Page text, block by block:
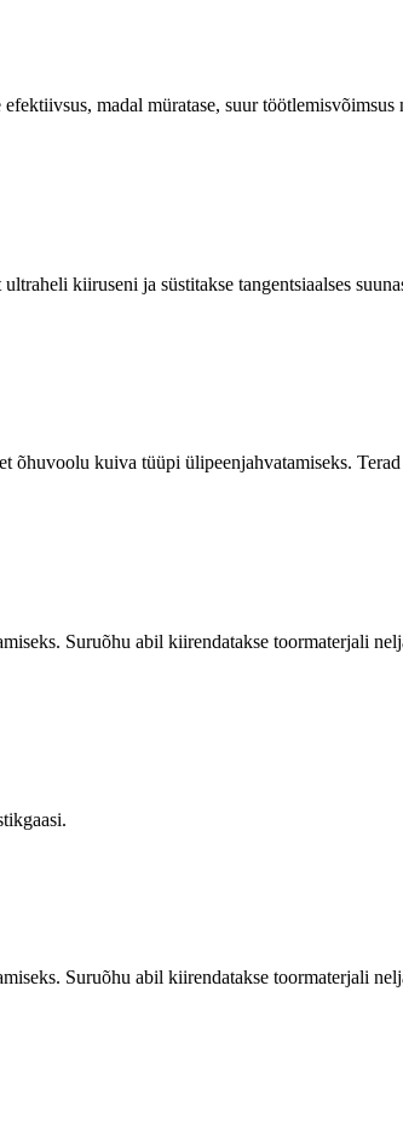
madal müratase, suur
kiiruseni ja süstitakse tangentsiaalses
õhuvoolu kuiva tüüpi ülipeenjahvatamiseks.
Suruõhu abil kiirendatakse toormaterjali
Suruõhu abil kiirendatakse toormaterjali